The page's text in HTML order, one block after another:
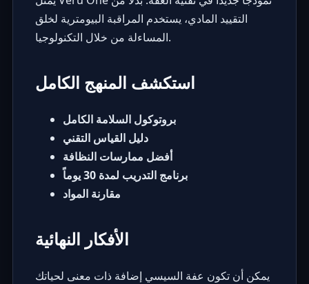
التقييد المادي، يستخدم المراقبة البيومترية لخلق
المساءلة من خلال التكنولوجيا.
استكشف المنهج الكامل
بروتوكول السلامة الكامل
دليل القياس التقني
أفضل ممارسات النظافة
برنامج التدريب لمدة 30 يوماً
مقارنة المواد
الأفكار النهائية
يمكن أن تكون عفة السيسي إضافة ذات معنى لحياتك